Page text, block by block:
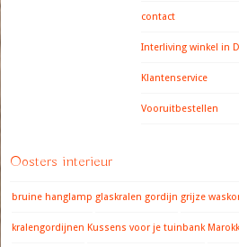
contact
Interliving winkel in
Klantenservice
Vooruitbestellen
Oosters interieur
bruine hanglamp glaskralen gordijn grijze
kralengordijnen Kussens voor je tuinbank